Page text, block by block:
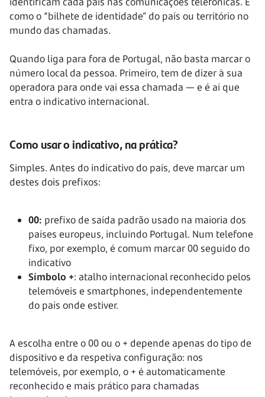
como o “bilhete de identidade” do país ou território no
mundo das chamadas.
Quando liga para fora de Portugal, não basta marcar o
número local da pessoa. Primeiro, tem de dizer à sua
operadora para onde vai essa chamada — e é aí que
entra o indicativo internacional.
Como usar o indicativo, na prática?
Simples. Antes do indicativo do país, deve marcar um
destes dois prefixos:
00: prefixo de saída padrão usado na maioria dos
países europeus, incluindo Portugal. Num telefone
fixo, por exemplo, é comum marcar 00 seguido do
indicativo
Símbolo +: atalho internacional reconhecido pelos
telemóveis e smartphones, independentemente
do país onde estiver.
A escolha entre o 00 ou o + depende apenas do tipo de
dispositivo e da respetiva configuração: nos
telemóveis, por exemplo, o + é automaticamente
reconhecido e mais prático para chamadas